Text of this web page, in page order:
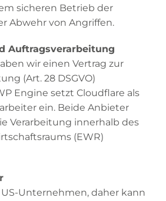
sicheren Betrieb der
Abwehr von Angriffen.
Auftragsverarbeitung
wir einen Vertrag zur
(Art. 28 DSGVO)
Engine setzt Cloudflare als
ein. Beide Anbieter
Verarbeitung innerhalb des
(EWR)
Unternehmen, daher kann